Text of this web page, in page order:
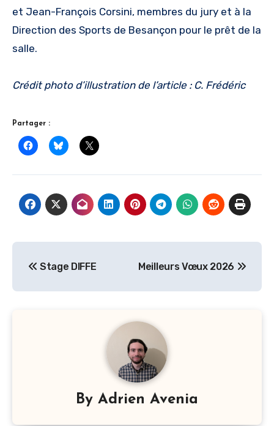
et Jean-François Corsini, membres du jury et à la
Direction des Sports de Besançon pour le prêt de la
salle.
Crédit photo d’illustration de l’article : C. Frédéric
Partager :
Stage DIFFE Meilleurs Vœux 2026
By Adrien Avenia